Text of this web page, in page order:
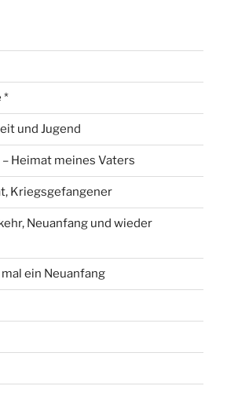
*
und Jugend
Heimat meines Vaters
Kriegsgefangener
Neuanfang und wieder
ein Neuanfang